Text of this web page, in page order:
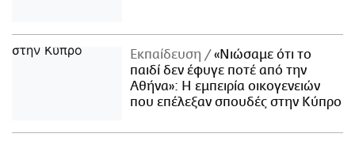
Εκπαίδευση
«Νιώσαμε ότι το
παιδί δεν έφυγε ποτέ από την
Αθήνα»: Η εμπειρία οικογενειών
που επέλεξαν σπουδές στην Κύπρο